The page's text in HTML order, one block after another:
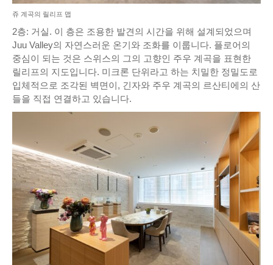
쥬 계곡의 릴리프 맵
2층: 거실. 이 층은 조용한 발견의 시간을 위해 설계되었으며
Juu Valley의 자연스러운 온기와 조화를 이룹니다. 플로어의
중심이 되는 것은 스위스의 그의 고향인 주우 계곡을 표현한
릴리프의 지도입니다. 미크론 단위라고 하는 치밀한 정밀도로
입체적으로 조각된 벽면이, 긴자와 주우 계곡의 르산티에의 산
들을 직접 연결하고 있습니다.